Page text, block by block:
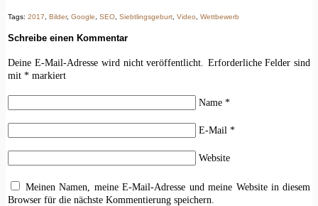
Tags: 2017 Bilder, Google SEO, Siebtlingsgeburt, Video Wettbewerb
Schreibe einen Kommentar
Deine E-Mail-Adresse wird nicht veröffentlicht. Erforderliche Felder sind
mit *markiert
Name *
E-Mail *
Website
Meinen Namen, meine E-Mail-Adresse und meine Website in diesem
Browser für die nächste Kommentierung speichern.